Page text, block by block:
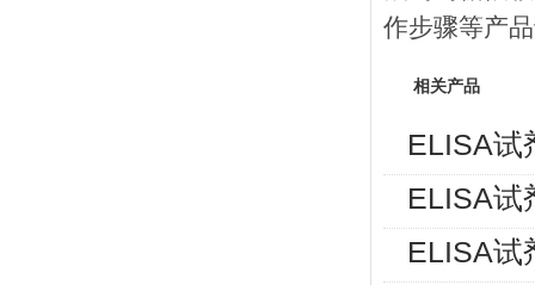
作步骤等产
相关产品
ELISA试
ELISA试
ELISA试